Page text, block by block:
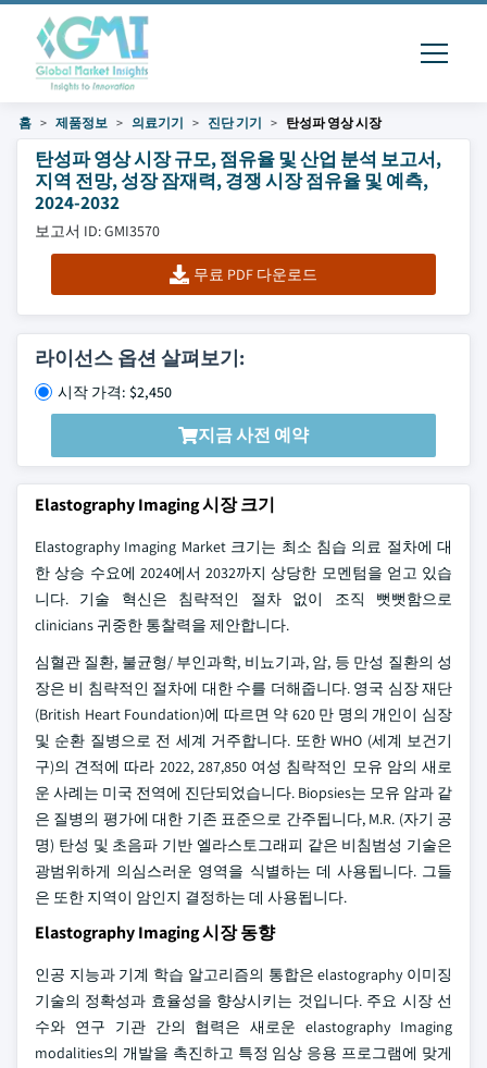
홈 제품정보 의료기기 진단 기기 탄성파 영상 시장
탄성파 영상 시장 규모, 점유율 및 산업 분석 보고서,
지역 전망, 성장 잠재력, 경쟁 시장 점유율 및 예측,
2024-2032
보고서 ID: GMI3570
무료 PDF 다운로드
라이선스 옵션 살펴보기:
시작 가격: $2,450
지금 사전 예약
Elastography Imaging 시장 크기
Elastography Imaging Market 크기는 최소 침습 의료 절차에 대
한 상승 수요에 2024에서 2032까지 상당한 모멘텀을 얻고 있습
니다. 기술 혁신은 침략적인 절차 없이 조직 뻣뻣함으로
clinicians 귀중한 통찰력을 제안합니다.
심혈관 질환, 불균형/ 부인과학, 비뇨기과, 암, 등 만성 질환의 성
장은 비 침략적인 절차에 대한 수를 더해줍니다. 영국 심장 재단
(British Heart Foundation)에 따르면 약 620 만 명의 개인이 심장
및 순환 질병으로 전 세계 거주합니다. 또한 WHO (세계 보건기
구)의 견적에 따라 2022, 287,850 여성 침략적인 모유 암의 새로
운 사례는 미국 전역에 진단되었습니다. Biopsies는 모유 암과 같
은 질병의 평가에 대한 기존 표준으로 간주됩니다, M.R. (자기 공
명) 탄성 및 초음파 기반 엘라스토그래피 같은 비침범성 기술은
광범위하게 의심스러운 영역을 식별하는 데 사용됩니다. 그들
은 또한 지역이 암인지 결정하는 데 사용됩니다.
Elastography Imaging 시장 동향
인공 지능과 기계 학습 알고리즘의 통합은 elastography 이미징
기술의 정확성과 효율성을 향상시키는 것입니다. 주요 시장 선
수와 연구 기관 간의 협력은 새로운 elastography Imaging
modalities의 개발을 촉진하고 특정 임상 응용 프로그램에 맞게